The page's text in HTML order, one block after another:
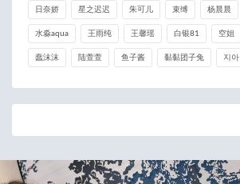
日奈娇 星之迟迟 朱可儿 束缚 杨晨晨
水淼aqua 王雨纯 王馨瑶 白银81 空姐
蠢沫沫 陆萱萱 鱼子酱 黏黏团子兔 지아